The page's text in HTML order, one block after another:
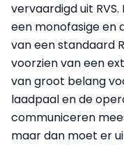
vervaardigd uit
een monofasige en
van een standaard
voorzien van een
van groot belang
laadpaal en de
communiceren
maar dan moet er